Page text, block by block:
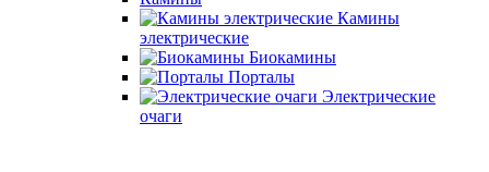
Камины
электрические
Биокамины
Порталы
Электрические
очаги